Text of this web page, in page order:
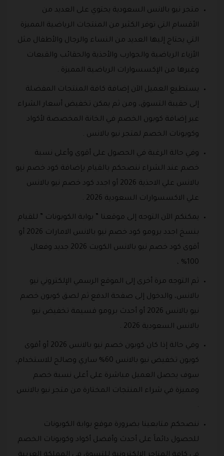
متجر نيو بالانس السعودية يحتوي على العديد من
الأقسام التي توفر الكثير من المنتجات الرياضية المميزة
التي يحتاج إليها العديد من النساء والرجال والأطفال مثل
الأزياء الرياضية والجوارب والأحذية والحقائب والقبعات
وغيرها من الإكسسوارات الرياضية المميزة .
يستطيع العميل الآن إضافة كافة المنتجات المفضلة
إلى حقيبة التسوق، ومن ثم يمكن تخفيض أسعار الشراء
عبر إضافة كوبون الخصم في الخانة المخصصة لأكواد
وكوبونات الخصم لمتجر نيو بالانس .
وفي حالة الرغبة في الحصول على أقوى وأعلى نسبة
خصم عند الشراء ننصحكم بالقيام بإضافة كود خصم نيو
بالانس علي الاحذية 2026 أو اجدد كود خصم نيو بالانس
علي الاكسسوارات السعودية 2026 .
يمكنكم الآن التوجه إلى موقعنا ” بوابة الكوبونات ” للقيام
بنسخ اجدد برومو كود خصم نيو بالانس الامارات 2026 أو
أقوى كود خصم نيو بالانس الكويت 2026 جديد وفعال
100% ،
ثم التوجه مرة أخرى إلى الموقع الرسمي الإلكتروني نيو
بالانس، والدخول إلى صفحة الدفع ثم لصق كوبون خصم
نيو بالانس 2026 أو أحدث برومو قسيمة تخفيض نيو
بالانس السعودية 2026 .
وفي حالة إذا كان كوبون خصم نيو بالانس 2026 أو أقوى
كوبون تخفيض نيو بالانس 60% ساري وصالح للاستخدام،
سوف يحصل العميل مباشرة على أعلى نسبة خصم
ومميزة في شراء المنتجات المختارة من متجر نيو بالانس
.
ننصحكم متابعينا بضرورة موقع بوابة الكوبونات
للحصول دائماً على أحدث وأفضل أكواد وكوبونات الخصم